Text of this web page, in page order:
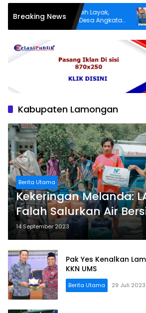
Breaking News
yang Lebih Layak,
Patereman Desa Angkatan
Perbaiki Jalan Rusak
Bentuk
Kabupaten Lamongan
Berita Utama
Kekeringan Melanda:
Falah Salurkan Air
Masyarakat Lamongan
14 September 2023
Pak Yes Kenalkan
KKN UMS
Berita Utama 29 Juli 2023